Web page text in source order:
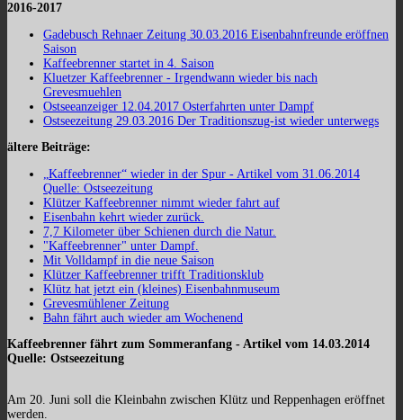
2016-2017
Gadebusch Rehnaer Zeitung 30.03.2016 Eisenbahnfreunde eröffnen
Saison
Kaffeebrenner startet in 4. Saison
Kluetzer Kaffeebrenner - Irgendwann wieder bis nach
Grevesmuehlen
Ostseeanzeiger 12.04.2017 Osterfahrten unter Dampf
Ostseezeitung 29.03.2016 Der Traditionszug-ist wieder unterwegs
ältere Beiträge:
„Kaffeebrenner“ wieder in der Spur - Artikel vom 31.06.2014
Quelle: Ostseezeitung
Klützer Kaffeebrenner nimmt wieder fahrt auf
Eisenbahn kehrt wieder zurück.
7,7 Kilometer über Schienen durch die Natur.
"Kaffeebrenner" unter Dampf.
Mit Volldampf in die neue Saison
Klützer Kaffeebrenner trifft Traditionsklub
Klütz hat jetzt ein (kleines) Eisenbahnmuseum
Grevesmühlener Zeitung
Bahn fährt auch wieder am Wochenend
Kaffeebrenner fährt zum Sommeranfang - Artikel vom 14.03.2014
Quelle: Ostseezeitung
Am 20. Juni soll die Kleinbahn zwischen Klütz und Reppenhagen eröffnet
werden.